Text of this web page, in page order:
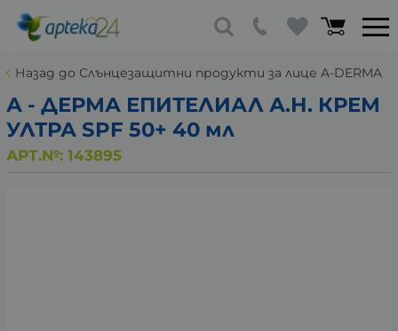
Назад до Слънцезащитни продукти за лице A-DERMA
А - ДЕРМА ЕПИТЕЛИАЛ А.Н. КРЕМ
УЛТРА SPF 50+ 40 мл
АРТ.№: 143895